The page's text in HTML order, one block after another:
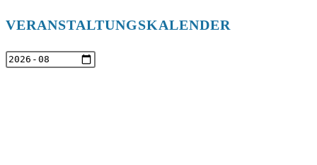
VERANSTALTUNGSKALENDER